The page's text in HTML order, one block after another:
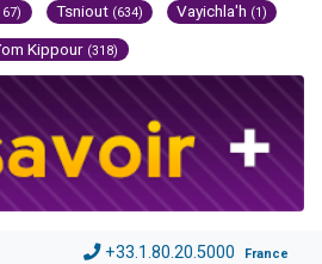
Tsniout (634) Vayichla'h (1)
Kippour (318)
+33.1.80.20.5000 France